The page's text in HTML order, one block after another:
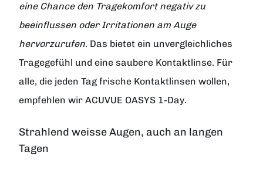
eine Chance den Tragekomfort negativ zu
beeinflussen oder Irritationen am Auge
hervorzurufen. Das bietet ein unvergleichliches
Tragegefühl und eine saubere Kontaktlinse. Für
alle, die jeden Tag frische Kontaktlinsen wollen,
empfehlen wir ACUVUE OASYS 1-Day.
Strahlend weisse Augen, auch an langen
Tagen